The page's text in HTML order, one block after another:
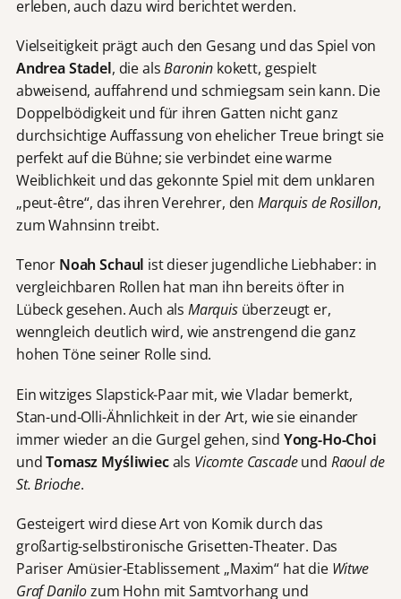
erleben, auch dazu wird berichtet werden.
Vielseitigkeit prägt auch den Gesang und das Spiel von
Andrea Stadel, die alsBaronin kokett, gespielt
abweisend, auffahrend und schmiegsam sein kann. Die
Doppelbödigkeit und für ihren Gatten nicht ganz
durchsichtige Auffassung von ehelicher Treue bringt sie
perfekt auf die Bühne; sie verbindet eine warme
Weiblichkeit und das gekonnte Spiel mit dem unklaren
„peut-être“, das ihren Verehrer, den Marquis de Rosillon,
zum Wahnsinn treibt.
Tenor Noah Schaul ist dieser jugendliche Liebhaber: in
vergleichbaren Rollen hat man ihn bereits öfter in
Lübeck gesehen. Auch als Marquisüberzeugt er,
wenngleich deutlich wird, wie anstrengend die ganz
hohen Töne seiner Rolle sind.
Ein witziges Slapstick-Paar mit, wie Vladar bemerkt,
Stan-und-Olli-Ähnlichkeit in der Art, wie sie einander
immer wieder an die Gurgel gehen, sind Yong-Ho-Choi
undTomasz Myśliwiecals Vicomte Cascadeund Raoul de
St. Brioche.
Gesteigert wird diese Art von Komik durch das
großartig-selbstironische Grisetten-Theater. Das
Pariser Amüsier-Etablissement „Maxim“ hat die Witwe
Graf Danilozum Hohn mit Samtvorhang und